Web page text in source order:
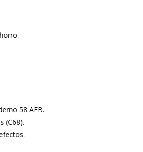
58 AEB.
(C68).